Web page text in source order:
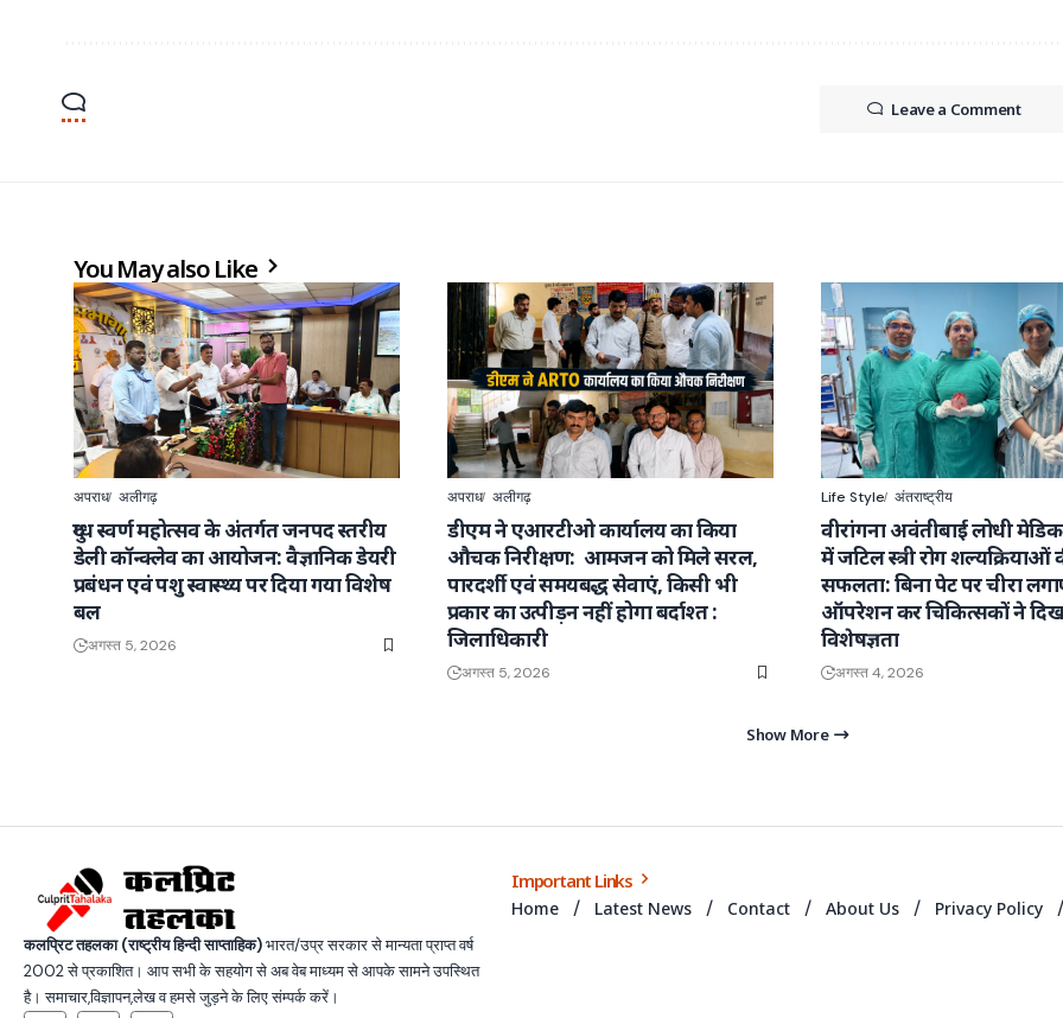
Leave a Comment
You May also Like
अपराध अलीगढ़
दुग्ध स्वर्ण महोत्सव के अंतर्गत जनपद स्तरीय
डेली कॉन्क्लेव का आयोजन: वैज्ञानिक डेयरी
प्रबंधन एवं पशु स्वास्थ्य पर दिया गया विशेष
बल
अगस्त 5, 2026
अपराध अलीगढ़
डीएम ने एआरटीओ कार्यालय का किया
औचक निरीक्षण: आमजन को मिले सरल,
पारदर्शी एवं समयबद्ध सेवाएं, किसी भी
प्रकार का उत्पीड़न नहीं होगा बर्दाश्त :
जिलाधिकारी
अगस्त 5, 2026
Life Style अंतराष्ट्रीय
वीरांगना अवंतीबाई लोधी
में जटिल स्त्री रोग शल्यक्रियाओं
सफलता: बिना पेट पर चीरा
ऑपरेशन कर चिकित्सकों ने
विशेषज्ञता
अगस्त 4, 2026
Show More
कलप्रिट तहलका (राष्ट्रीय हिन्दी साप्ताहिक)भारत/उप्र सरकार से मान्यता प्राप्त वर्ष
2002 से प्रकाशित। आप सभी के सहयोग से अब वेब माध्यम से आपके सामने उपस्थित
है। समाचार,विज्ञापन,लेख व हमसे जुड़ने के लिए संम्पर्क करें।
Important Links
Home Latest News Contact About Us Privacy Policy